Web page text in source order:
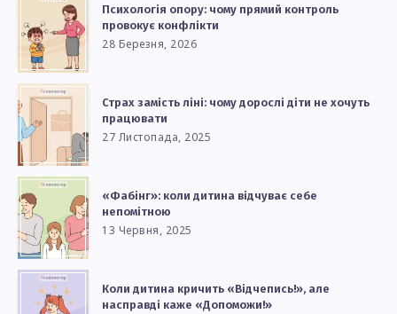
Психологія опору: чому прямий контроль
провокує конфлікти
28 Березня, 2026
Страх замість ліні: чому дорослі діти не хочуть
працювати
27 Листопада, 2025
«Фабінг»: коли дитина відчуває себе
непомітною
13 Червня, 2025
Коли дитина кричить «Відчепись!», але
насправді каже «Допоможи!»